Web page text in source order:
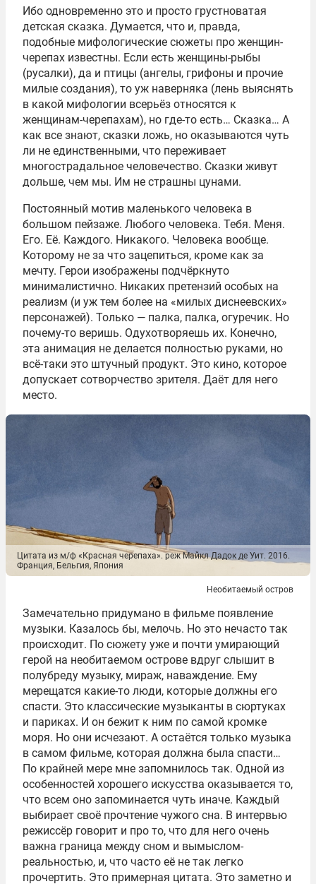
Ибо одновременно это и просто грустноватая
детская сказка. Думается, что и, правда,
подобные мифологические сюжеты про женщин-
черепах известны. Если есть женщины-рыбы
(русалки), да и птицы (ангелы, грифоны и прочие
милые создания), то уж наверняка (лень выяснять
в какой мифологии всерьёз относятся к
женщинам-черепахам), но где-то есть… Сказка… А
как все знают, сказки ложь, но оказываются чуть
ли не единственными, что переживает
многострадальное человечество. Сказки живут
дольше, чем мы. Им не страшны цунами.
Постоянный мотив маленького человека в
большом пейзаже. Любого человека. Тебя. Меня.
Его. Её. Каждого. Никакого. Человека вообще.
Которому не за что зацепиться, кроме как за
мечту. Герои изображены подчёркнуто
минималистично. Никаких претензий особых на
реализм (и уж тем более на «милых диснеевских»
персонажей). Только — палка, палка, огуречик. Но
почему-то веришь. Одухотворяешь их. Конечно,
эта анимация не делается полностью руками, но
всё-таки это штучный продукт. Это кино, которое
допускает сотворчество зрителя. Даёт для него
место.
Цитата из м/ф «Красная черепаха». реж Майкл Дадок де Уит. 2016.
Франция, Бельгия, Япония
Необитаемый остров
Замечательно придумано в фильме появление
музыки. Казалось бы, мелочь. Но это нечасто так
происходит. По сюжету уже и почти умирающий
герой на необитаемом острове вдруг слышит в
полубреду музыку, мираж, наваждение. Ему
мерещатся какие-то люди, которые должны его
спасти. Это классические музыканты в сюртуках
и париках. И он бежит к ним по самой кромке
моря. Но они исчезают. А остаётся только музыка
в самом фильме, которая должна была спасти…
По крайней мере мне запомнилось так. Одной из
особенностей хорошего искусства оказывается то,
что всем оно запоминается чуть иначе. Каждый
выбирает своё прочтение чужого сна. В интервью
режиссёр говорит и про то, что для него очень
важна граница между сном и вымыслом-
реальностью, и, что часто её не так легко
прочертить. Это примерная цитата. Это заметно и